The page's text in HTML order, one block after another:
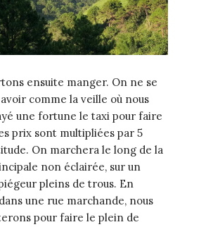
ensuite manger. On ne se
comme la veille où nous
une fortune le taxi pour faire
prix sont multipliées par 5
On marchera le long de la
non éclairée, sur un
pleins de trous. En
une rue marchande, nous
pour faire le plein de